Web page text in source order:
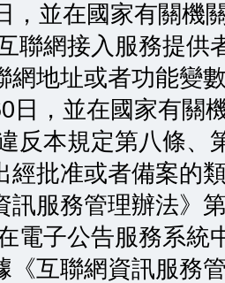
，並在國家有關機
聯網接入服務提供
網地址或者功能變
日，並在國家有關
反本規定第八條、
經批准或者備案的
訊服務管理辦法》
電子公告服務系統
《互聯網資訊服務